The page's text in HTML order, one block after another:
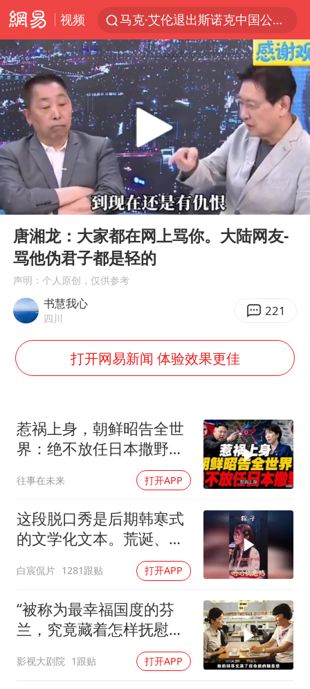
视频
马克·艾伦退出斯诺克中国公开赛
新疆优化调整景区内自驾服务费
上四休三，但降薪1000元，你接受吗？
央视新主播李秋莹孙亚鹏亮相
情侣平潭拍日出坠崖1死1伤
老挝国会主席赛宋蓬逝世
黄金牛市回来了吗
茅台部分直营店飞天茅台提价
全民健身事业高质量发展
白海豚将正面袭击贯穿浙江
酒店回应车内过夜被收150元
商场现钱学森巨幅海报 负责人回应
乐享全民健身 共筑健康中国
Play
00:00 01:31
唐湘龙：大家都在网上骂你。大陆网友-
骂他伪君子都是轻的
声明：个人原创，仅供参考
书慧我心
四川 221
打开网易新闻 体验效果更佳
惹祸上身，朝鲜昭告全世
界：绝不放任日本撒野！
往事在未来 打开APP
这段脱口秀是后期韩寒式
的文学化文本。荒诞、激
白宸侃片 1281跟贴 打开APP
“被称为最幸福国度的芬
兰，究竟藏着怎样抚慰人
影视大剧院 1跟贴 打开APP